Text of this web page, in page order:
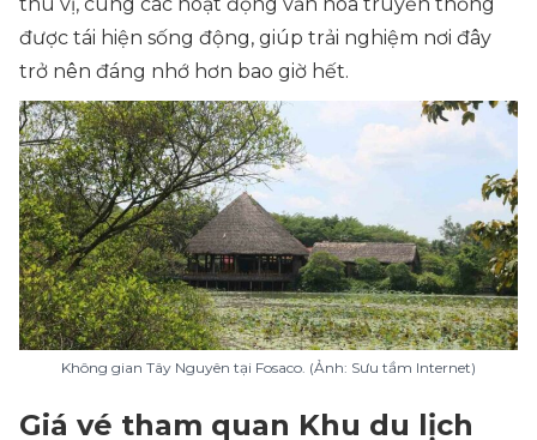
được tái hiện sống động, giúp trải nghiệm nơi đây
trở nên đáng nhớ hơn bao giờ hết.
Không gian Tây Nguyên tại Fosaco. (Ảnh: Sưu tầm Internet)
Giá vé tham quan Khu du lịch